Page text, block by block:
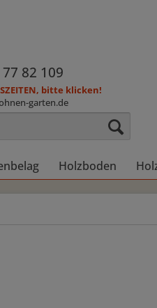
82 109
bitte klicken!
garten.de
Holzboden